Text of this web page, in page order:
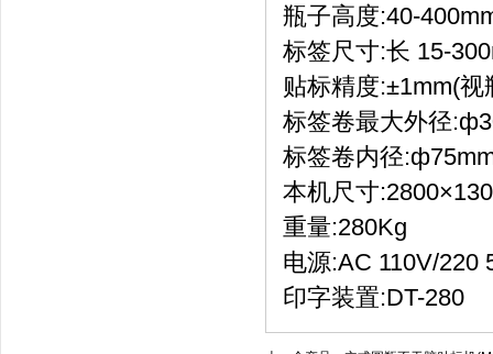
瓶子高度:40-
标签尺寸:长 15-
贴标精度:±1mm(
标签卷最大外径
标签卷内径
本机尺寸
重量:280Kg
电源:AC 110V/220
印字装置:DT-280